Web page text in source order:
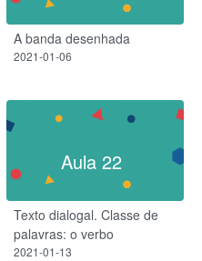
A banda desenhada
2021-01-06
Aula 22
Texto dialogal. Classe de
palavras: o verbo
2021-01-13